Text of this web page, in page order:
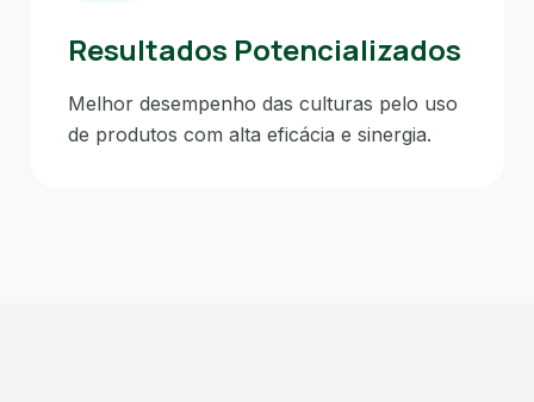
Resultados Potencializados
Melhor desempenho das culturas pelo uso
de produtos com alta eficácia e sinergia.